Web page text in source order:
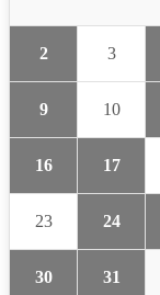
2 3
9 10
16 17
23 24
30 31